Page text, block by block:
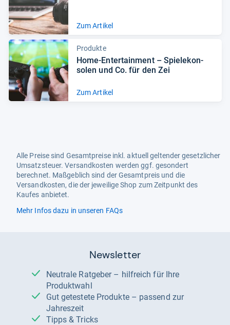
Zum Artikel
Produkte
Home-​Enter­tain­ment – Spiele­kon­
so­len und Co. für den Zei
Zum Artikel
Alle Preise sind Gesamtpreise inkl. aktuell geltender gesetzlicher
Umsatzsteuer. Versandkosten werden ggf. gesondert
berechnet. Maßgeblich sind der Gesamtpreis und die
Versandkosten, die der jeweilige Shop zum Zeitpunkt des
Kaufes anbietet.
Mehr Infos dazu in unseren FAQs
Newsletter
Neutrale Ratgeber – hilfreich für Ihre
Produktwahl
Gut getestete Produkte – passend zur
Jahreszeit
Tipps & Tricks